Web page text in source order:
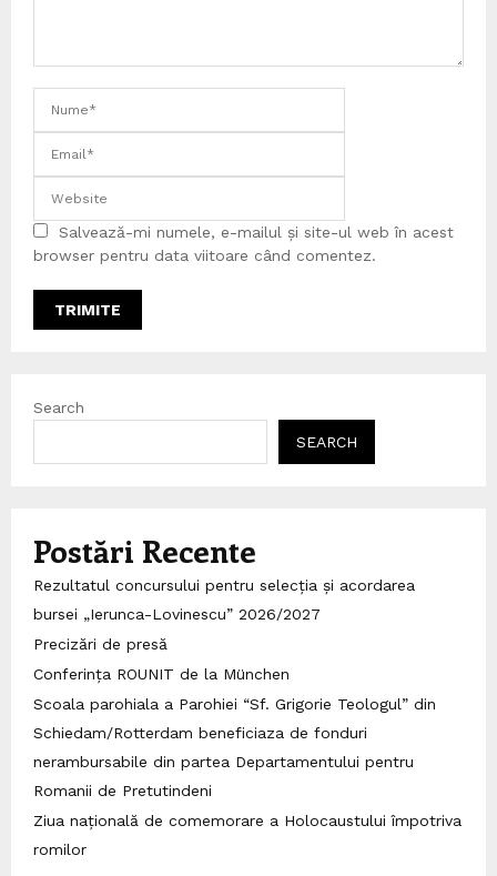
Salvează-mi numele, e-mailul și site-ul web în acest
browser pentru data viitoare când comentez.
Search
SEARCH
Postări Recente
Rezultatul concursului pentru selecția și acordarea
bursei „Ierunca-Lovinescu” 2026/2027
Precizări de presă
Conferința ROUNIT de la München
Scoala parohiala a Parohiei “Sf. Grigorie Teologul” din
Schiedam/Rotterdam beneficiaza de fonduri
nerambursabile din partea Departamentului pentru
Romanii de Pretutindeni
Ziua națională de comemorare a Holocaustului împotriva
romilor